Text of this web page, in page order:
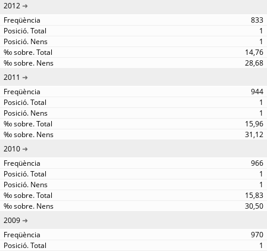
2012
833
1
1
14,76
28,68
2011
944
1
1
15,96
31,12
2010
966
1
1
15,83
30,50
2009
970
1